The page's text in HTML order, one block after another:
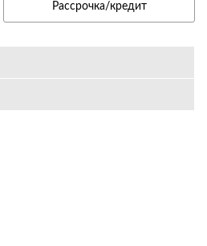
Рассрочка/кредит